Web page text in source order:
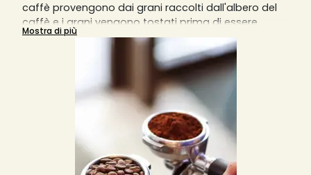
caffè provengono dai grani raccolti dall'albero del
caffè e i grani vengono tostati prima di essere
macinati in particelle sottili per estrarre il massimo
dell'aroma. È possibile trovare diversi tipi di caffè
macinato, come biologico o aromatizzato, e ogni
tipologia di tazza o caffè che si rispetti richiede una
diversa macinatura del caffè.
Una macinatura grossa darà un risultato in tazza
diluito, mentre una macinatura fine darà un risultato
sovraccarico di aromi. La macchina da caffè
manuale richiede una macinatura molto fine,
mentre la macchina da caffè italiana
Mostra di più